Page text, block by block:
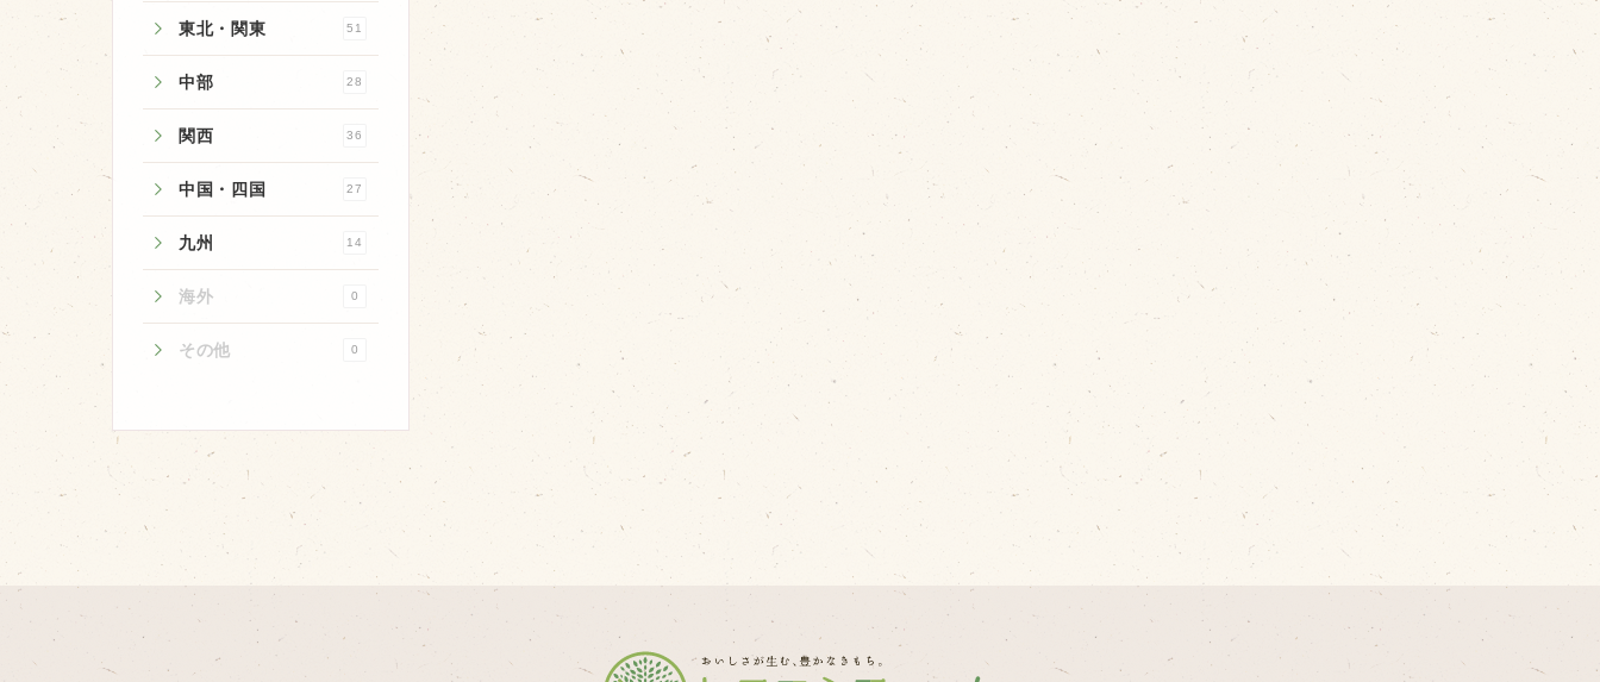
東北・関東 51
中部 28
関西 36
中国・四国 27
九州 14
海外 0
その他 0
ＢtoＢ受発注システム
瑕疵とは
黒にんにく
豊西ソース
ギフト
取り扱い店
個人のお客様
法人のお客様
Facebook
Twitter
LINE公式アカウント
Instagram
RSS フィード